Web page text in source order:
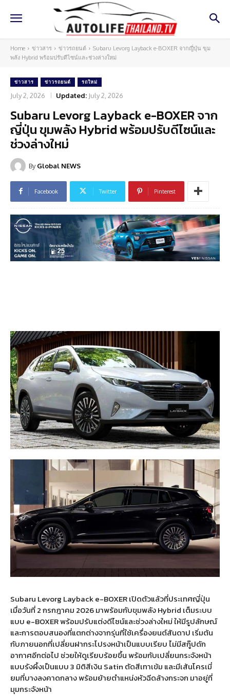
Home ข่าวสาร ข่าวรถยนต์
Subaru Levorg Layback e-BOXER จากญี่ปุ่น ขุม
พลัง Hybrid พร้อมปรับดีไซน์และช่วงล่างใหม่
ข่าวสาร ข่าวรถยนต์ รถใหม่
July 2, 2026 Updated: July 2, 2026
Subaru Levorg Layback e-BOXER จาก
ญี่ปุ่น ขุมพลัง Hybrid พร้อมปรับดีไซน์และ
ช่วงล่างใหม่
By Global NEWS
Facebook Twitter Pinterest
Subaru Levorg Layback e-BOXER เปิดตัวแล้วที่ประเทศญี่ปุ่น
เมื่อวันที่ 2 กรกฎาคม 2026 มาพร้อมกับขุมพลัง Hybrid เต็มระบบ
แบบ e-BOXER พร้อมปรับแต่งดีไซน์และช่วงล่างใหม่ ให้มีรูปลักษณ์
และการตอบสนองที่แตกต่างจากรุ่นที่ใช้เครื่องยนต์สันดาป เริ่มต้น
กับภายนอกที่เปลี่ยนฝากระโปรงหน้าเป็นแบบเรียบ ไม่มีสกู๊ปดัก
อากาศอีกต่อไป ช่วยให้ดูเรียบร้อยขึ้น พร้อมกับเปลี่ยนกระจังหน้า
แบบรังผึ้งเป็นแบบ 3 มิติสีเงิน Satin ตัดสีเทาเข้ม และมีเส้นโครเมี่
ยมที่บางลงคาดกลาง พร้อมย้ายตำแหน่งหัวฉีดล้างกระจก มาอยู่ที่
มุมกระจังหน้า